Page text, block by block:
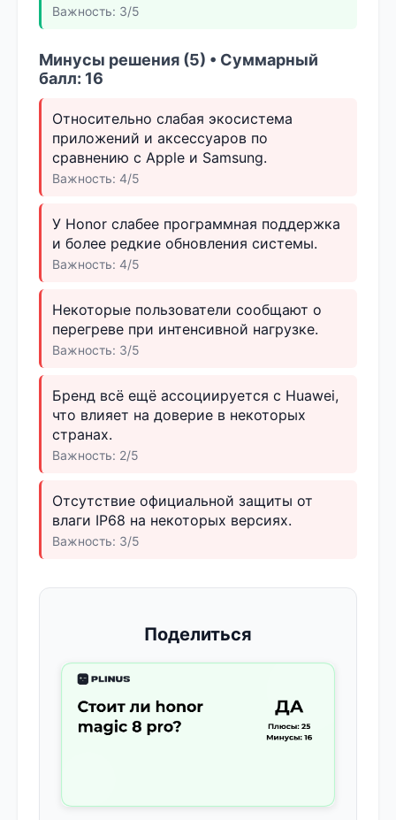
Важность: 3/5
Минусы решения (5) • Суммарный
балл: 16
Относительно слабая экосистема
приложений и аксессуаров по
сравнению с Apple и Samsung.
Важность: 4/5
У Honor слабее программная поддержка
и более редкие обновления системы.
Важность: 4/5
Некоторые пользователи сообщают о
перегреве при интенсивной нагрузке.
Важность: 3/5
Бренд всё ещё ассоциируется с Huawei,
что влияет на доверие в некоторых
странах.
Важность: 2/5
Отсутствие официальной защиты от
влаги IP68 на некоторых версиях.
Важность: 3/5
Поделиться